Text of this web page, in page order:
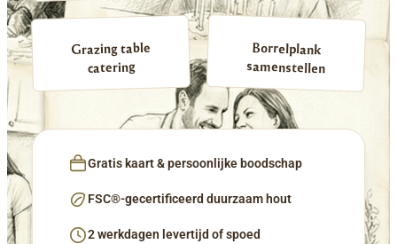
Grazing table
catering
Borrelplank
samenstellen
Gratis kaart & persoonlijke boodschap
FSC®-gecertificeerd duurzaam hout
2 werkdagen levertijd of spoed